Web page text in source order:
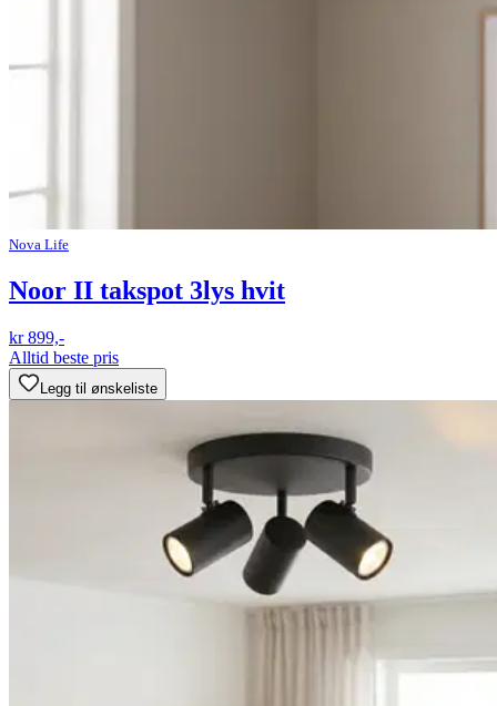
Nova Life
Noor II takspot 3lys hvit
kr 899,-
Alltid beste pris
Legg til ønskeliste